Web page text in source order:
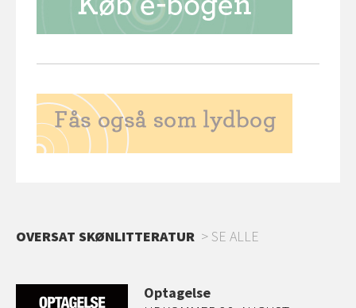
OVERSAT SKØNLITTERATUR SE ALLE
Optagelse